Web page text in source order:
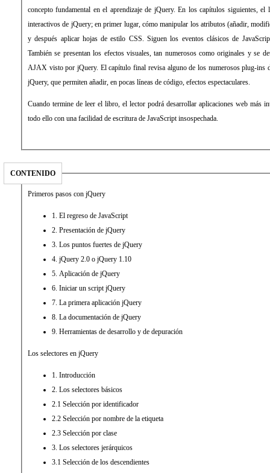
concepto fundamental en el aprendizaje de jQuery. En los capítulos siguientes, el
interactivos de jQuery; en primer lugar, cómo manipular los atributos (añadir,
y después aplicar hojas de estilo CSS. Siguen los eventos clásicos de
También se presentan los efectos visuales, tan numerosos como originales y se
AJAX visto por jQuery. El capítulo final revisa alguno de los numerosos plug-ins
jQuery, que permiten añadir, en pocas líneas de código, efectos espectaculares.
Cuando termine de leer el libro, el lector podrá desarrollar aplicaciones web más
todo ello con una facilidad de escritura de JavaScript insospechada.
CONTENIDO
Primeros pasos con jQuery
1. El regreso de JavaScript
2. Presentación de jQuery
3. Los puntos fuertes de jQuery
4. jQuery 2.0 o jQuery 1.10
5. Aplicación de jQuery
6. Iniciar un script jQuery
7. La primera aplicación jQuery
8. La documentación de jQuery
9. Herramientas de desarrollo y de depuración
Los selectores en jQuery
1. Introducción
2. Los selectores básicos
2.1 Selección por identificador
2.2 Selección por nombre de la etiqueta
2.3 Selección por clase
3. Los selectores jerárquicos
3.1 Selección de los descendientes